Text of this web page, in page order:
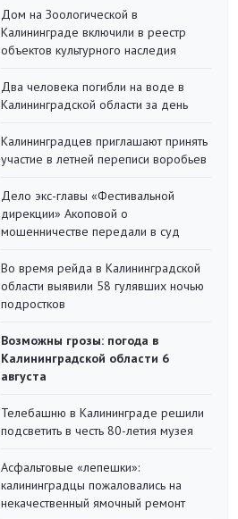
Дом на Зоологической в
Калининграде включили в реестр
объектов культурного наследия
Два человека погибли на воде в
Калининградской области за день
Калининградцев приглашают принять
участие в летней переписи воробьев
Дело экс-главы «Фестивальной
дирекции» Акоповой о
мошенничестве передали в суд
Во время рейда в Калининградской
области выявили 58 гулявших ночью
подростков
Возможны грозы: погода в
Калининградской области 6
августа
Телебашню в Калининграде решили
подсветить в честь 80-летия музея
Асфальтовые «лепешки»:
калининградцы пожаловались на
некачественный ямочный ремонт